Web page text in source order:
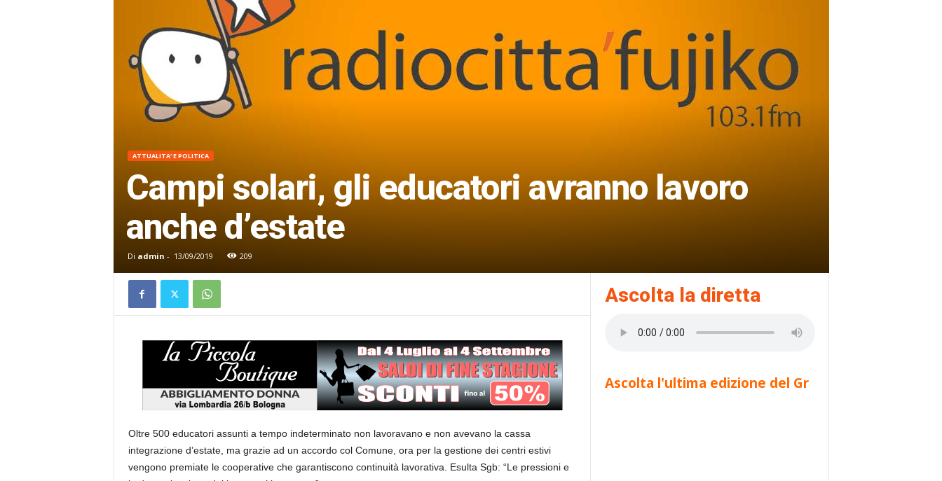
ATTUALITA' E POLITICA
Campi solari, gli educatori avranno lavoro
anche d’estate
Di admin - 13/09/2019 209
Oltre 500 educatori assunti a tempo indeterminato non lavoravano e non avevano la cassa
integrazione d’estate, ma grazie ad un accordo col Comune, ora per la gestione dei centri estivi
vengono premiate le cooperative che garantiscono continuità lavorativa. Esulta Sgb: “Le pressioni e
Ascolta la diretta
Ascolta l'ultima edizione del Gr